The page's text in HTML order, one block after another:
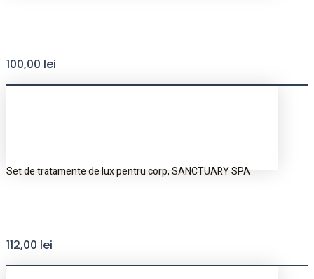
100,00 lei
Set de tratamente de lux pentru corp, SANCTUARY SPA
112,00 lei